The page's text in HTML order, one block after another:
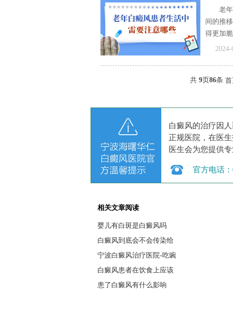
老
间的推
得更加
[全文]
2024-
共 9页86条 首
白癜风的治疗因
正规医院，在医
医生会为您提供
官方电话：
相关文章阅读
婴儿有白斑是白癜风吗
白癜风到底会不会传染给
宁波白癜风治疗医院-吃豌
白癜风患者在饮食上应该
患了白癜风有什么影响